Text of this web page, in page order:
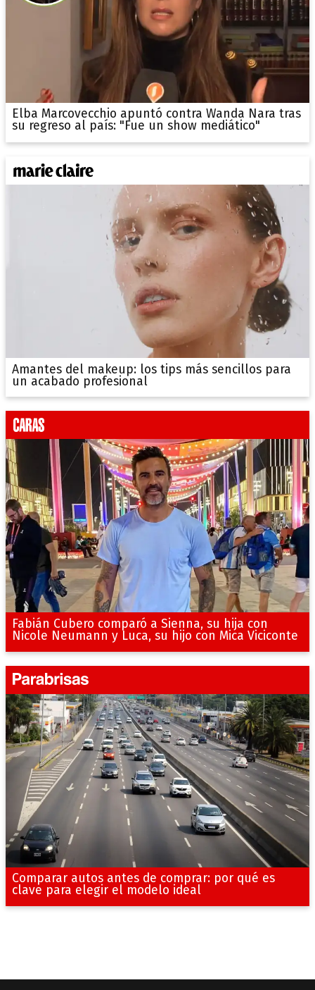
Elba Marcovecchio apuntó contra Wanda Nara tras
su regreso al país: "Fue un show mediático"
Amantes del makeup: los tips más sencillos para
un acabado profesional
Fabián Cubero comparó a Sienna, su hija con
Nicole Neumann y Luca, su hijo con Mica Viciconte
Comparar autos antes de comprar: por qué es
clave para elegir el modelo ideal